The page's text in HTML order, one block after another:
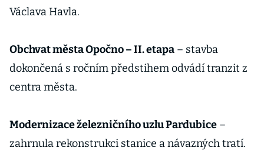
Václava Havla.
Obchvat města Opočno – II. etapa – stavba
dokončená s ročním předstihem odvádí tranzit z
centra města.
Modernizace železničního uzlu Pardubice –
zahrnula rekonstrukci stanice a návazných tratí.